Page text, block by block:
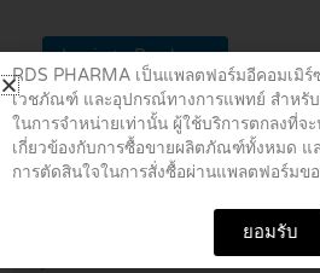
Login to Purchase
ยาแก้ปวด ลดไข้
จันทร์ลีลา 100 แคปซูล
฿199.00
RDS PHARMA เป็นแพลตฟอร์มอีคอมเมิ
เวชภัณฑ์ และอุปกรณ์ทางการแพทย์ สำหรั
ในการจำหน่ายเท่านั้น ผู้ใช้บริการตกลงที่จ
เกี่ยวข้องกับการซื้อขายผลิตภัณฑ์ทั้งหมด แ
การตัดสินใจในการสั่งซื้อผ่านแพลตฟอร์มขอ
ยอมรับ